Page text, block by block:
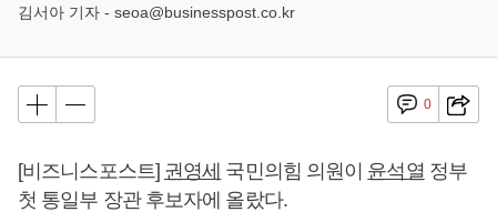
김서아 기자 - seoa@businesspost.co.kr
0
[비즈니스포스트] 권영세 국민의힘 의원이 윤석열 정부
첫 통일부 장관 후보자에 올랐다.